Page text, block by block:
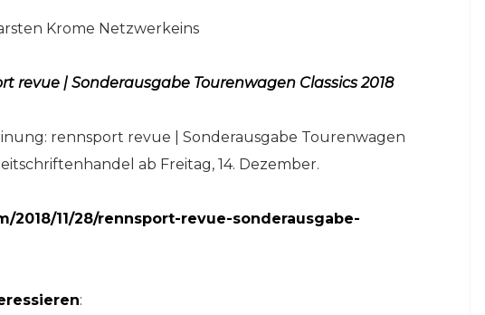
Krome Netzwerkeins
revue | Sonderausgabe Tourenwagen Classics 2018
rennsport revue | Sonderausgabe Tourenwagen
ab Freitag, 14. Dezember.
2018/11/28/rennsport-revue-sonderausgabe-
: